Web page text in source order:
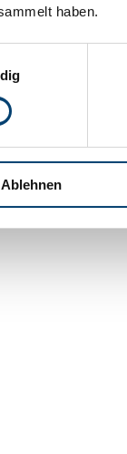
haben.
Ablehnen